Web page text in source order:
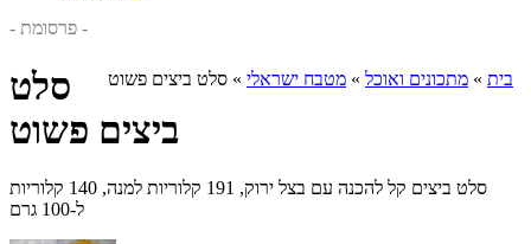
- פרסומת -
בית » מתכונים ואוכל » מטבח ישראלי » סלט ביצים פשוט
סלט
ביצים פשוט
סלט ביצים קל להכנה עם בצל ירוק, 191 קלוריות למנה, 140 קלוריות
ל-100 גרם